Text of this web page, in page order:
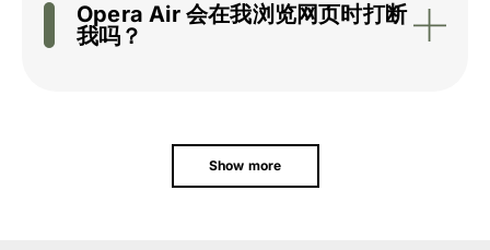
Opera Air 会在我浏览网页时打断
我吗？
Show more